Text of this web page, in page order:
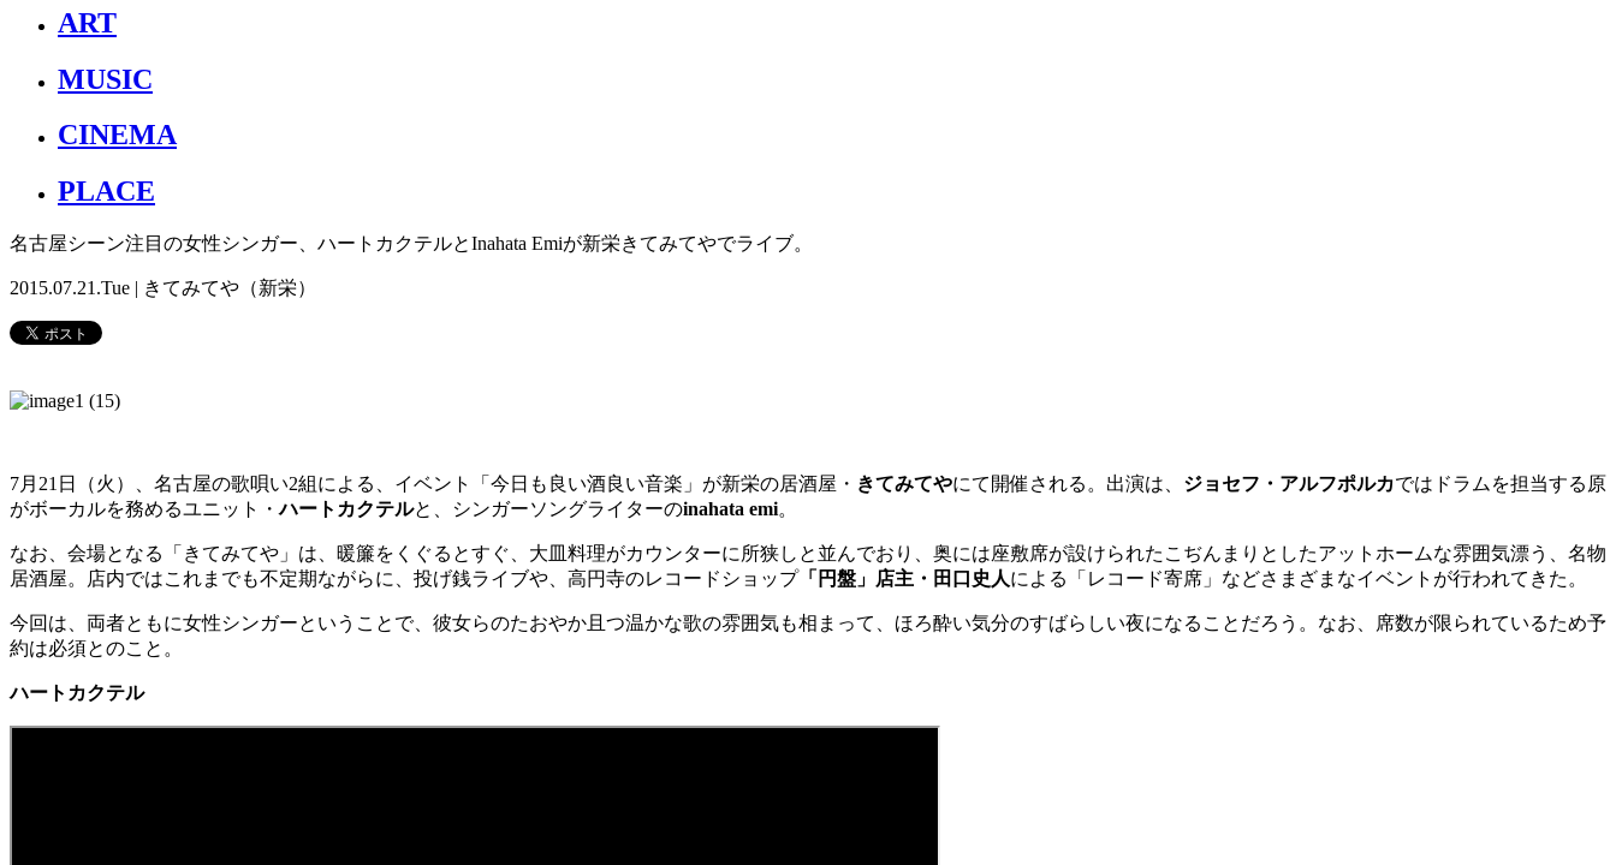
ART
MUSIC
CINEMA
PLACE
名古屋シーン注目の女性シンガー、ハートカクテルとInahata Emiが新栄きてみてやでライブ。
2015.07.21.Tue | きてみてや（新栄）
7月21日（火）、名古屋の歌唄い2組による、イベント「今日も良い酒良い音楽」が新栄の居酒屋・ きてみてやにて開催される。出演は、 ジョセフ・アルフポルカではドラムを担当する原
がボーカルを務めるユニット・ハートカクテルと、シンガーソングライターのinahata emi。
なお、会場となる「きてみてや」は、暖簾をくぐるとすぐ、大皿料理がカウンターに所狭しと並んでおり、奥には座敷席が設けられたこぢんまりとしたアットホームな雰囲気漂う、名物
居酒屋。店内ではこれまでも不定期ながらに、投げ銭ライブや、高円寺のレコードショップ「円盤」店主・田口史人による「レコード寄席」などさまざまなイベントが行われてきた。
今回は、両者ともに女性シンガーということで、彼女らのたおやか且つ温かな歌の雰囲気も相まって、ほろ酔い気分のすばらしい夜になることだろう。なお、席数が限られているため予
約は必須とのこと。
ハートカクテル